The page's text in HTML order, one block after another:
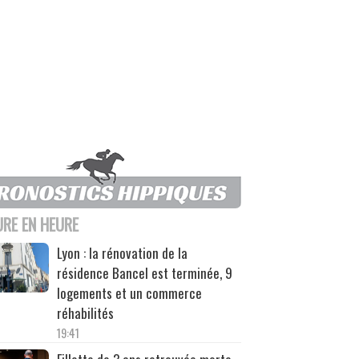
EN HEURE
Lyon : la rénovation de la
résidence Bancel est terminée, 9
logements et un commerce
réhabilités
19:41